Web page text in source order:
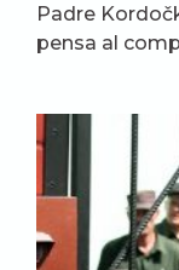
Padre
pensa al